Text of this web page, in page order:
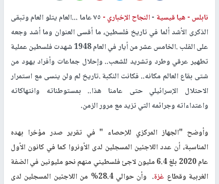
نابلس -هيا قيسية -النجاح الإخباري -
٧٥ عاما ...العام يتلو العام وتبقى
الذكرى الأشد ألما في تاريخ فلسطين، ما أقسى العنوان وما أشد وجعه
على القلب.
الخامس عشر من أيار في العام 1948 شهدت فلسطين عملية
تطهير عرقي وطرد وتشريد للشعب.. وإحلال جماعات وأفراد يهود من
شتى بقاع العالم مكانه.. فكانت النكبة.تاريخ لم ولن ينسى مع استمرار
الاحتلال الإسرائيلي حتى عامنا هذا.. بمستوطناته وانتهاكاته
واعتداءاته وجرائمه التي تزيد مع مرور الزمن.
وأوضح "الجهاز المركزي للإحصاء " في تقرير صدر مؤخرا بهده
المناسبة، أن عدد اللاجئين المسجلين لدى الأونروا كما في كانون الأول
عام 2020 بلغ 6.4 مليون لاجئ فلسطيني منهم نحو مليونين في الضفة
الغربية وقطاع غزة
. وأن حوالي 28.4% من اللاجئين المسجلين لدى